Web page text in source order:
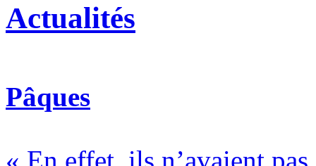
Actualités
Pâques
« En effet, ils n’avaient